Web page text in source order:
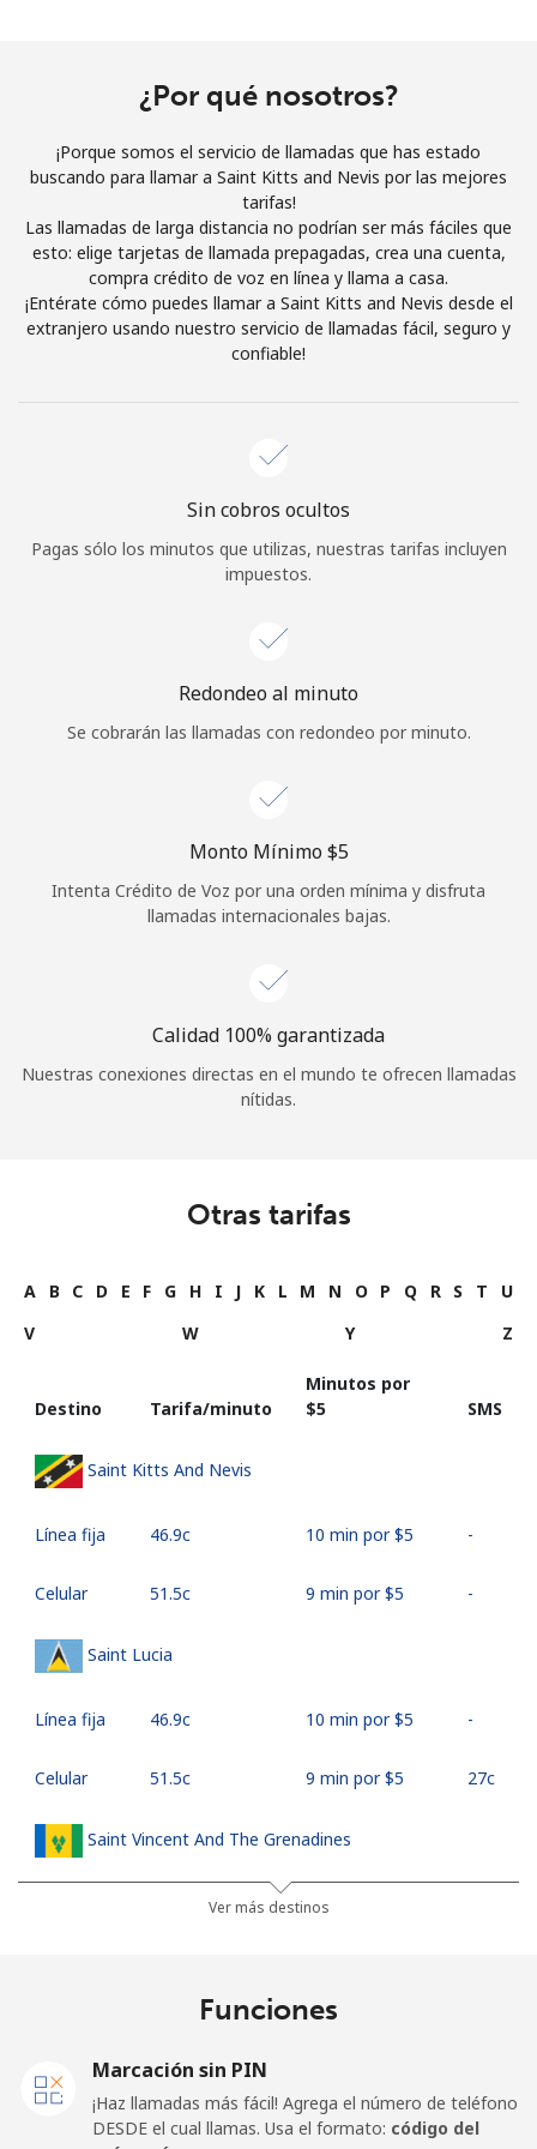
Únete
¡Hola!
Inicia sesión o REGÍSTRATE →
¿Olvidaste tu contraseña? →
Iniciar Sesión
o
Continuar con
¿Por qué nosotros?
¡Porque somos el servicio de llamadas que has estado
buscando para llamar a Saint Kitts and Nevis por las mejores
tarifas!
Las llamadas de larga distancia no podrían ser más fáciles que
esto: elige tarjetas de llamada prepagadas, crea una cuenta,
compra crédito de voz en línea y llama a casa.
¡Entérate cómo puedes llamar a Saint Kitts and Nevis desde el
extranjero usando nuestro servicio de llamadas fácil, seguro y
confiable!
Sin cobros ocultos
Pagas sólo los minutos que utilizas, nuestras tarifas incluyen
impuestos.
Redondeo al minuto
Se cobrarán las llamadas con redondeo por minuto.
Monto Mínimo ⁦$5⁩
Intenta Crédito de Voz por una orden mínima y disfruta
llamadas internacionales bajas.
Calidad 100% garantizada
Nuestras conexiones directas en el mundo te ofrecen llamadas
nítidas.
Otras tarifas
A B C D E F G H I J K L M N O P Q R S T
U
V
W Y Z
Destino Tarifa/minuto
Minutos por
⁦$5⁩
SMS
Saint Kitts And Nevis
Línea fija ⁦46.9c⁩ 10 min por ⁦$5⁩ -
Celular ⁦51.5c⁩ 9 min por ⁦$5⁩ -
Saint Lucia
Línea fija ⁦46.9c⁩ 10 min por ⁦$5⁩ -
Celular ⁦51.5c⁩ 9 min por ⁦$5⁩ ⁦27c⁩
Saint Vincent And The Grenadines
11 min por ⁦$5⁩
Línea fija
Ver más destinos
Funciones
Marcación sin PIN
¡Haz llamadas más fácil! Agrega el número de teléfono
DESDE el cual llamas. Usa el formato: código del